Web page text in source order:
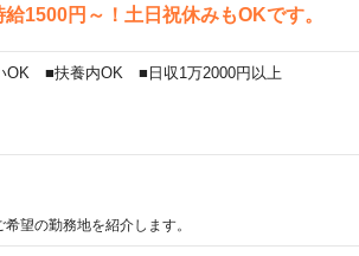
1500円～！土日祝休みもOKです。
OK ■扶養内OK ■日収1万2000円以上
望の勤務地を紹介します。